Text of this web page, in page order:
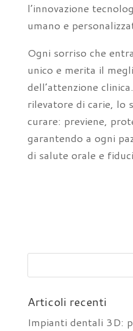
l’innovazione
umano e
Ogni sorriso che
unico e merita il
dell’attenzione
rilevatore di carie, lo
curare: previene,
garantendo a ogni
di salute orale e
Articoli recenti
Impianti dentali 3D: